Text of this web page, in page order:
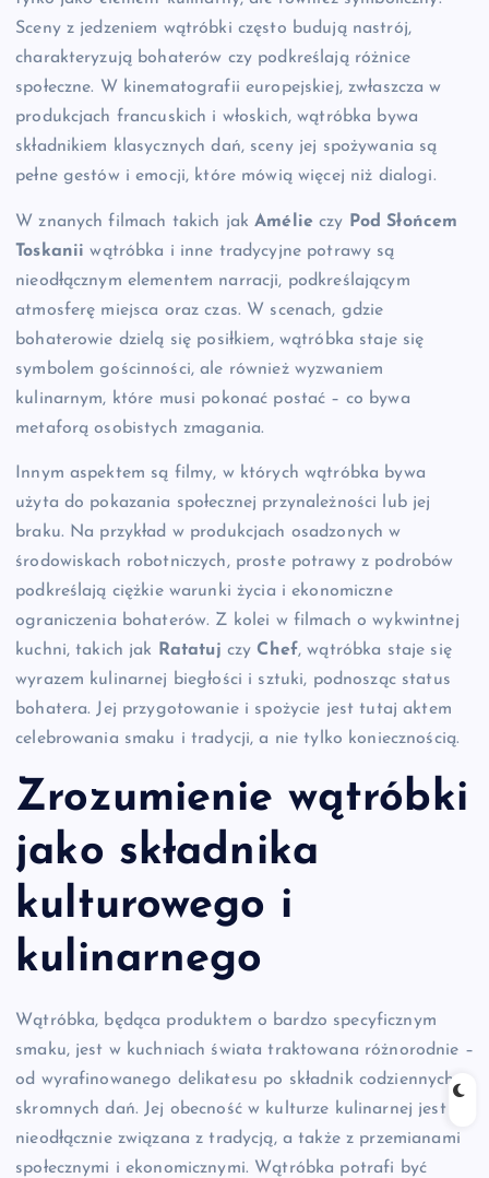
Sceny z jedzeniem wątróbki często budują nastrój,
charakteryzują bohaterów czy podkreślają różnice
społeczne. W kinematografii europejskiej, zwłaszcza w
produkcjach francuskich i włoskich, wątróbka bywa
składnikiem klasycznych dań, sceny jej spożywania są
pełne gestów i emocji, które mówią więcej niż dialogi.
W znanych filmach takich jakAmélie czy
Pod Słońcem
Toskanii wątróbka i inne tradycyjne potrawy są
nieodłącznym elementem narracji, podkreślającym
atmosferę miejsca oraz czas. W scenach, gdzie
bohaterowie dzielą się posiłkiem, wątróbka staje się
symbolem gościnności, ale również wyzwaniem
kulinarnym, które musi pokonać postać – co bywa
metaforą osobistych zmagania.
Innym aspektem są filmy, w których wątróbka bywa
użyta do pokazania społecznej przynależności lub jej
braku. Na przykład w produkcjach osadzonych w
środowiskach robotniczych, proste potrawy z podrobów
podkreślają ciężkie warunki życia i ekonomiczne
ograniczenia bohaterów. Z kolei w filmach o wykwintnej
kuchni, takich jak
Ratatuj czyChef, wątróbka staje się
wyrazem kulinarnej biegłości i sztuki, podnosząc status
bohatera. Jej przygotowanie i spożycie jest tutaj aktem
celebrowania smaku i tradycji, a nie tylko koniecznością.
Zrozumienie wątróbki
jako składnika
kulturowego i
kulinarnego
Wątróbka, będąca produktem o bardzo specyficznym
smaku, jest w kuchniach świata traktowana różnorodnie –
od wyrafinowanego delikatesu po składnik codziennych,
skromnych dań. Jej obecność w kulturze kulinarnej jest
nieodłącznie związana z tradycją, a także z przemianami
społecznymi i ekonomicznymi. Wątróbka potrafi być